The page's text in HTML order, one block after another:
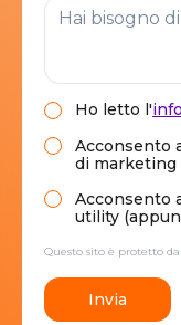
Ho letto l'
Acconsento
di marketing
Acconsento
utility
Questo sito è protetto da
Invia